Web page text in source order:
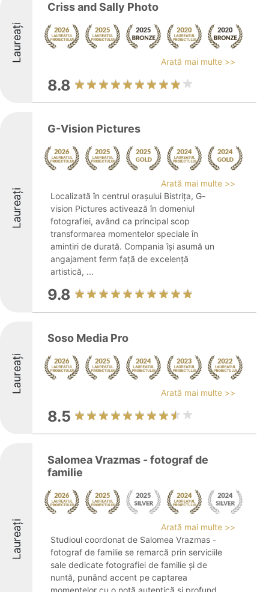
Laureați
Criss and Sally Photo
Arată mai multe >>
8.8
Laureați
G-Vision Pictures
Arată mai multe >>
Localizată în centrul orașului Bistrița, G-
vision Pictures activează în domeniul
fotografiei, având ca principal scop
transformarea momentelor speciale în
amintiri de durată. Compania își asumă un
angajament ferm față de excelență
artistică, ...
9.8
Laureați
Soso Media Pro
Arată mai multe >>
8.5
Laureați
Salomea Vrazmas - fotograf de
familie
Arată mai multe >>
Studioul coordonat de Salomea Vrazmas -
fotograf de familie se remarcă prin serviciile
sale dedicate fotografiei de familie și de
nuntă, punând accent pe captarea
momentelor cu o notă autentică și profund